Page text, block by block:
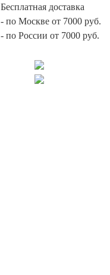
Бесплатная доставка
- по Москве от 7000 руб.
- по России от 7000 руб.